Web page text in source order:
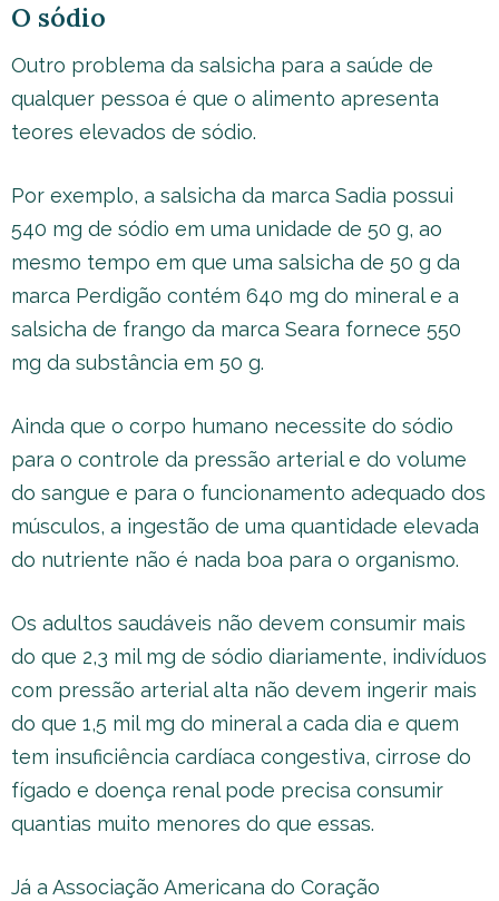
O sódio
Outro problema da salsicha para a saúde de
qualquer pessoa é que o alimento apresenta
teores elevados de sódio.
Por exemplo, a salsicha da marca Sadia possui
540 mg de sódio em uma unidade de 50 g, ao
mesmo tempo em que uma salsicha de 50 g da
marca Perdigão contém 640 mg do mineral e a
salsicha de frango da marca Seara fornece 550
mg da substância em 50 g.
Ainda que o corpo humano necessite do sódio
para o controle da pressão arterial e do volume
do sangue e para o funcionamento adequado dos
músculos, a ingestão de uma quantidade elevada
do nutriente não é nada boa para o organismo.
Os adultos saudáveis não devem consumir mais
do que 2,3 mil mg de sódio diariamente, indivíduos
com pressão arterial alta não devem ingerir mais
do que 1,5 mil mg do mineral a cada dia e quem
tem insuficiência cardíaca congestiva, cirrose do
fígado e doença renal pode precisa consumir
quantias muito menores do que essas.
Já a Associação Americana do Coração